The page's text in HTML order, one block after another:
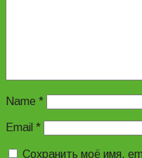
Name *
Email *
Сохранить моё имя,